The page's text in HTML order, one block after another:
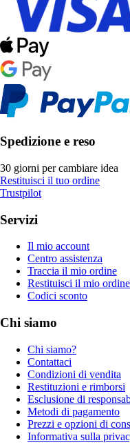
Spedizione e reso
30 giorni per cambiare idea
Restituisci il tuo ordine
Trustpilot
Servizi
Il mio account
Centro assistenza
Traccia il mio ordine
Restituisci il mio ordine
Codici sconto
Chi siamo
Chi siamo?
Contattaci
Condizioni di vendita
Restituzioni e rimborsi
Esclusione di
Metodi di pagamento
Prezzi e opzioni di
Informativa sulla